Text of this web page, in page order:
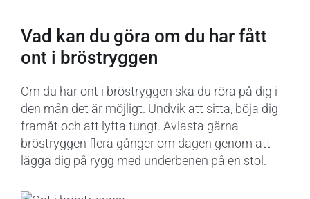
Vad kan du göra om du har fått
ont i bröstryggen
Om du har ont i bröstryggen ska du röra på dig i
den mån det är möjligt. Undvik att sitta, böja dig
framåt och att lyfta tungt. Avlasta gärna
bröstryggen flera gånger om dagen genom att
lägga dig på rygg med underbenen på en stol.